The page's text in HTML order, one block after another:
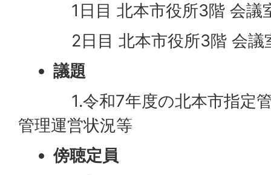
1日目 北本市役所3階 会議
2日目 北本市役所3階 会議
議題
1.令和7年度の北本市指定管
管理運営状況等
傍聴定員